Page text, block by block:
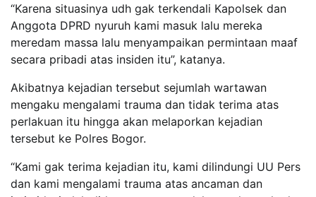
“Karena situasinya udh gak terkendali Kapolsek dan
Anggota DPRD nyuruh kami masuk lalu mereka
meredam massa lalu menyampaikan permintaan maaf
secara pribadi atas insiden itu”, katanya.
Akibatnya kejadian tersebut sejumlah wartawan
mengaku mengalami trauma dan tidak terima atas
perlakuan itu hingga akan melaporkan kejadian
tersebut ke Polres Bogor.
“Kami gak terima kejadian itu, kami dilindungi UU Pers
dan kami mengalami trauma atas ancaman dan